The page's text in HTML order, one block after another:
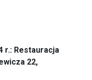
r.: Restauracja
22,